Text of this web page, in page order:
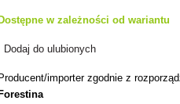
Dostępne w zależności od wariantu
Dodaj do ulubionych
Producent/importer zgodnie z
Forestina